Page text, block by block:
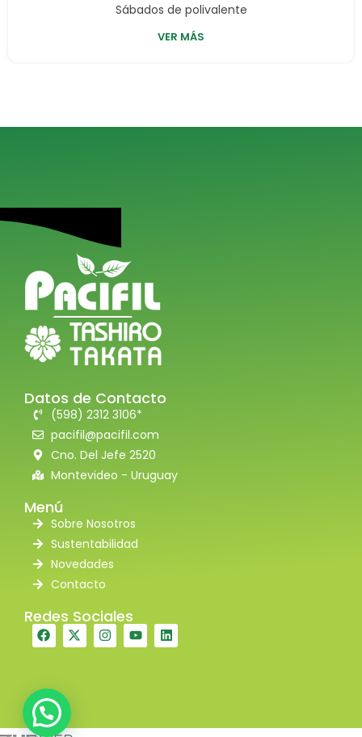
Sábados de polivalente
VER MÁS
Datos de Contacto
(598) 2312 3106*
pacifil@pacifil.com
Cno. Del Jefe 2520
Montevideo - Uruguay
Menú
Sobre Nosotros
Sustentabilidad
Novedades
Contacto
Redes Sociales